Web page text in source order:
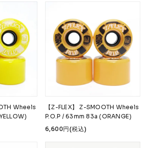
Wheels
【Z-FLEX】 Z-SMOOTH Wheels
P.O.P / 63mm 83a (ORANGE)
6,600円(税込)